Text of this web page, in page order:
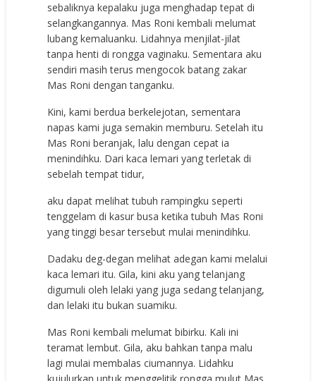
sebaliknya kepalaku juga menghadap tepat di
selangkangannya. Mas Roni kembali melumat
lubang kemaluanku. Lidahnya menjilat-jilat
tanpa henti di rongga vaginaku. Sementara aku
sendiri masih terus mengocok batang zakar
Mas Roni dengan tanganku.
Kini, kami berdua berkelejotan, sementara
napas kami juga semakin memburu. Setelah itu
Mas Roni beranjak, lalu dengan cepat ia
menindihku. Dari kaca lemari yang terletak di
sebelah tempat tidur,
aku dapat melihat tubuh rampingku seperti
tenggelam di kasur busa ketika tubuh Mas Roni
yang tinggi besar tersebut mulai menindihku.
Dadaku deg-degan melihat adegan kami melalui
kaca lemari itu. Gila, kini aku yang telanjang
digumuli oleh lelaki yang juga sedang telanjang,
dan lelaki itu bukan suamiku.
Mas Roni kembali melumat bibirku. Kali ini
teramat lembut. Gila, aku bahkan tanpa malu
lagi mulai membalas ciumannya. Lidahku